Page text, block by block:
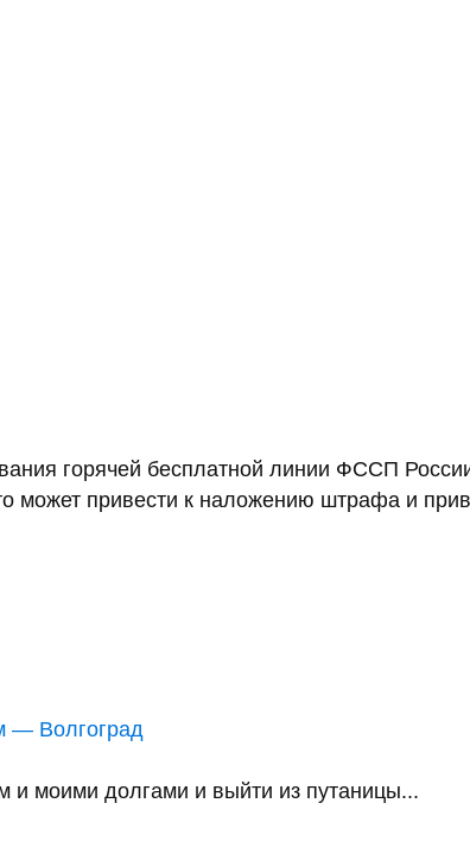
горячей бесплатной линии ФССП
может привести к наложению штрафа и
— Волгоград
и моими долгами и выйти из путаницы...